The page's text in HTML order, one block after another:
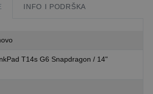
INFO I PODRŠKA
T14s G6 Snapdragon / 14"